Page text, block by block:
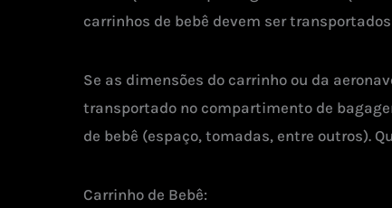
carrinhos de bebê devem ser
Se as dimensões do carrinho ou da
transportado no compartimento de
de bebê (espaço, tomadas, entre outros).
Carrinho de Bebê: